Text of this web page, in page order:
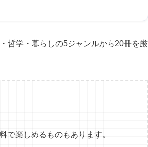
哲学・暮らしの5ジャンルから20冊を厳
で楽しめるものもあります。